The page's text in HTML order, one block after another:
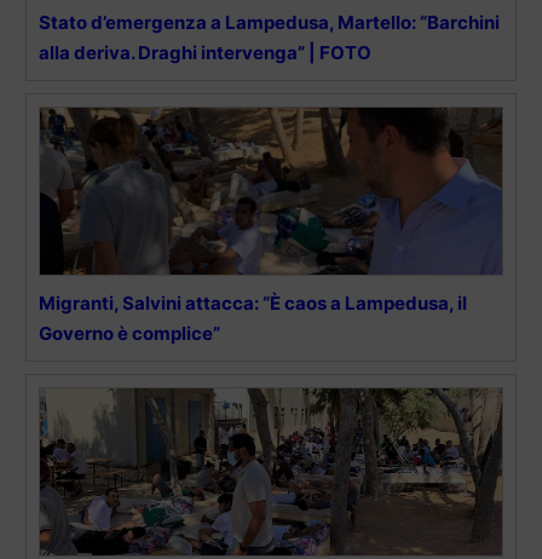
Stato d’emergenza a Lampedusa, Martello: “Barchini
alla deriva. Draghi intervenga” | FOTO
Migranti, Salvini attacca: “È caos a Lampedusa, il
Governo è complice”